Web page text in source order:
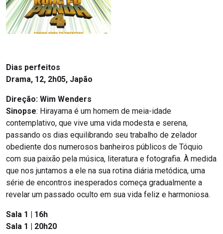
Dias perfeitos
Drama, 12, 2h05, Japão
Direção: Wim Wenders
Sinopse: Hirayama é um homem de meia-idade
contemplativo, que vive uma vida modesta e serena,
passando os dias equilibrando seu trabalho de zelador
obediente dos numerosos banheiros públicos de Tóquio
com sua paixão pela música, literatura e fotografia. À medida
que nos juntamos a ele na sua rotina diária metódica, uma
série de encontros inesperados começa gradualmente a
revelar um passado oculto em sua vida feliz e harmoniosa.
Sala 1 | 16h
Sala 1 | 20h20